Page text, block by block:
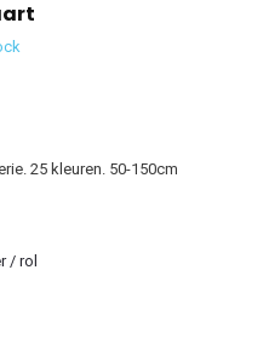
25 kleuren. 50-150cm
/ rol